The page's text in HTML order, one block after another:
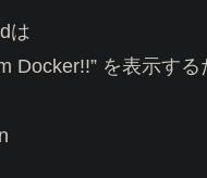
は
Docker!!” を表示す